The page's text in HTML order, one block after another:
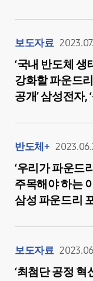
보도자료
‘국내 반도체 생
강화할 파운드
공개’ 삼성전자,
반도체+
‘우리가 파운드
주목해야 하는
삼성 파운드리
보도자료
‘최첨단 공정 혁